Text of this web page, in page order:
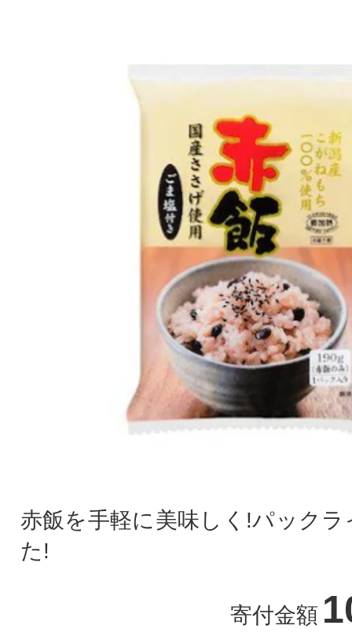
赤飯を手軽に美味しく!パック
た!
寄付金額